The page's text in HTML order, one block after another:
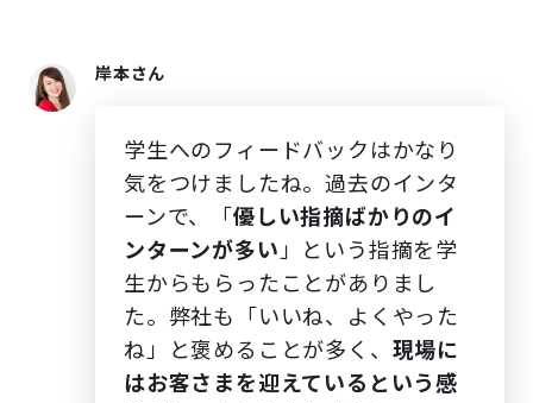
岸本さん
学生へのフィードバックはかなり
気をつけましたね。過去のインタ
ーンで、「 優しい指摘ばかりのイ
ンターンが多い」という指摘を学
生からもらったことがありまし
た。弊社も「いいね、よくやった
ね」と褒めることが多く、 現場に
はお客さまを迎えているという感